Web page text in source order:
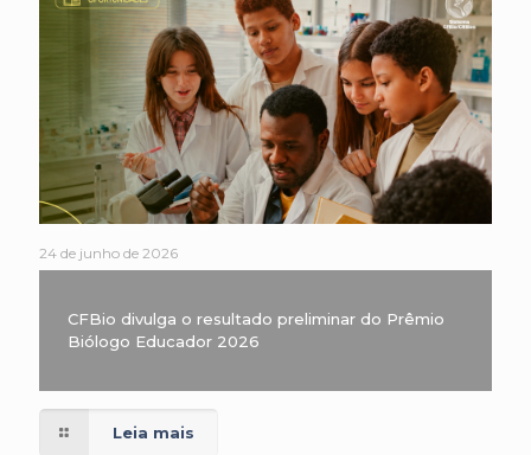
24 de junho de 2026
CFBio divulga o resultado preliminar do Prêmio
Biólogo Educador 2026
Leia mais